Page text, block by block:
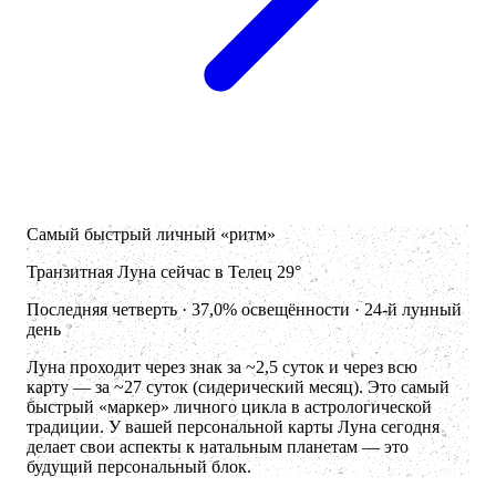
Самый быстрый личный «ритм»
Транзитная Луна сейчас в Телец 29°
Последняя четверть · 37,0% освещённости · 24-й лунный
день
Луна проходит через знак за ~2,5 суток и через всю
карту — за ~27 суток (сидерический месяц). Это самый
быстрый «маркер» личного цикла в астрологической
традиции. У вашей персональной карты Луна сегодня
делает свои аспекты к натальным планетам — это
будущий персональный блок.